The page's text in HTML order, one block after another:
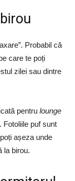
Probabil că
care te poți
zilei sau dintre
pentru lounge
Fotoliile puf sunt
așeza unde
la birou.